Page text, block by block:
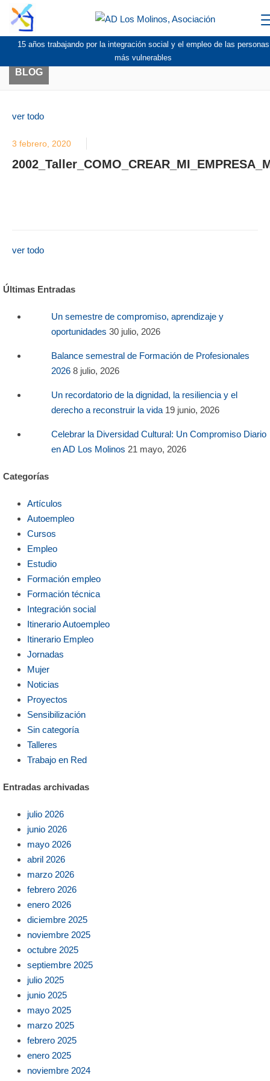
15 años trabajando por la integración social y el empleo de las personas
más vulnerables
BLOG
ver todo
3 febrero, 2020
ver todo
Últimas Entradas
Un semestre de compromiso, aprendizaje y
oportunidades 30 julio, 2026
Balance semestral de Formación de Profesionales
2026 8 julio, 2026
Un recordatorio de la dignidad, la resiliencia y el
derecho a reconstruir la vida 19 junio, 2026
Celebrar la Diversidad Cultural: Un Compromiso Diario
en AD Los Molinos 21 mayo, 2026
Categorías
Artículos
Autoempleo
Cursos
Empleo
Estudio
Formación empleo
Formación técnica
Integración social
Itinerario Autoempleo
Itinerario Empleo
Jornadas
Mujer
Noticias
Proyectos
Sensibilización
Sin categoría
Talleres
Trabajo en Red
Entradas archivadas
julio 2026
junio 2026
mayo 2026
abril 2026
marzo 2026
febrero 2026
enero 2026
diciembre 2025
noviembre 2025
octubre 2025
septiembre 2025
julio 2025
junio 2025
mayo 2025
marzo 2025
febrero 2025
enero 2025
noviembre 2024